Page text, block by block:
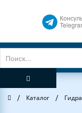
Главная
/ Каталог /